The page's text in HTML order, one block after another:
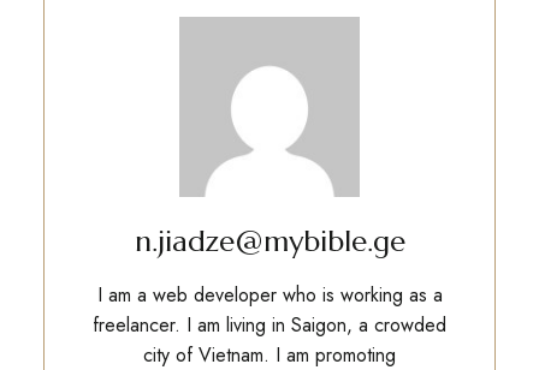
n.jiadze@mybible.ge
I am a web developer who is working as a
freelancer. I am living in Saigon, a crowded
city of Vietnam. I am promoting